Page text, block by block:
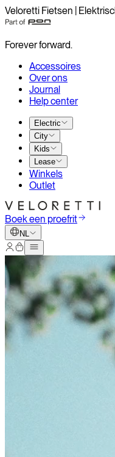
Veloretti Fietsen |
Forever forward.
Accessoires
Over ons
Journal
Help center
Electric
City
Kids
Lease
Winkels
Outlet
Boek een proefrit
NL